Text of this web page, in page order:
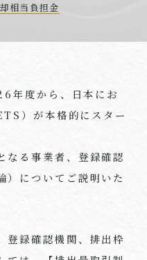
相当負担金
年度から、日本にお
）が本格的にスター
なる事業者、登録確認
）についてご説明いた
登録確認機関、排出枠